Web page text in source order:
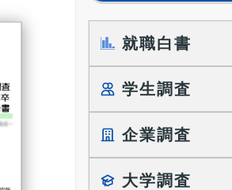
就職白書
学生調査
就職プロセス調査
企業調査
採用に関する調査
大学調査